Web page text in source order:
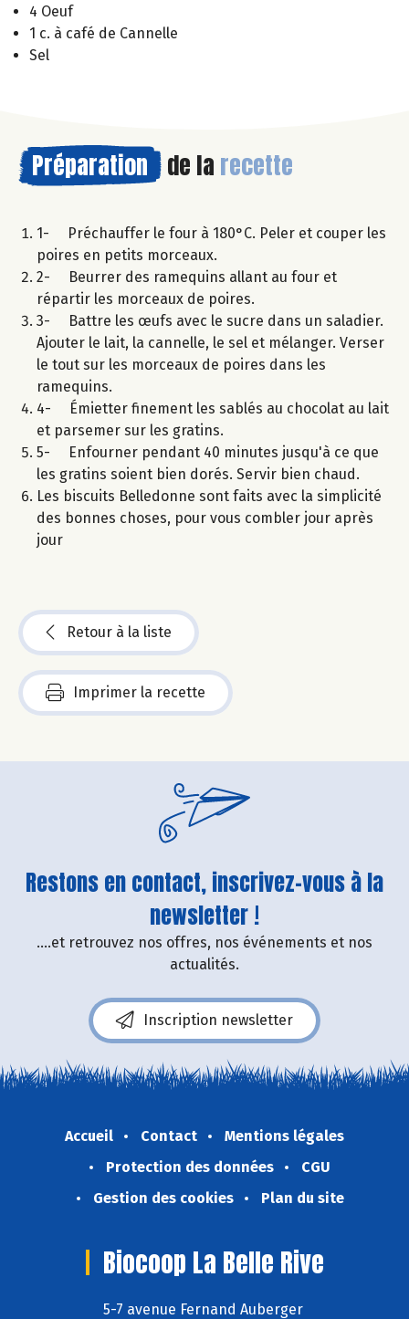
4 Oeuf
1 c. à café de Cannelle
Sel
Préparation de la recette
1- Préchauffer le four à 180°C. Peler et couper les
poires en petits morceaux.
2- Beurrer des ramequins allant au four et
répartir les morceaux de poires.
3- Battre les œufs avec le sucre dans un saladier.
Ajouter le lait, la cannelle, le sel et mélanger. Verser
le tout sur les morceaux de poires dans les
ramequins.
4- Émietter finement les sablés au chocolat au lait
et parsemer sur les gratins.
5- Enfourner pendant 40 minutes jusqu'à ce que
les gratins soient bien dorés. Servir bien chaud.
Les biscuits Belledonne sont faits avec la simplicité
des bonnes choses, pour vous combler jour après
jour
Retour à la liste
Imprimer la recette
Restons en contact, inscrivez-vous à la
newsletter !
....et retrouvez nos offres, nos événements et nos
actualités.
Inscription newsletter
Accueil Contact
Mentions légales
Protection des données
CGU
Gestion des cookies
Plan du site
Biocoop La Belle Rive
5-7 avenue Fernand Auberger